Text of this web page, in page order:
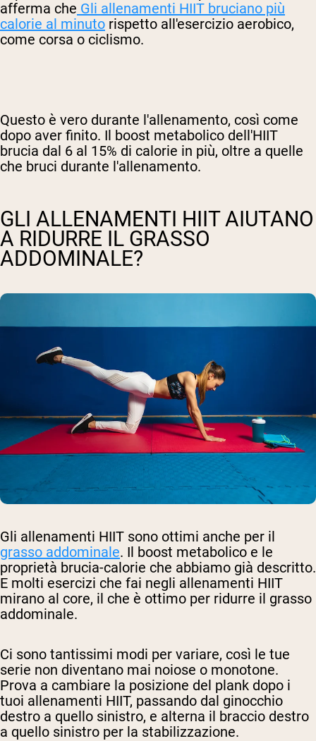
afferma che Gli allenamenti HIIT bruciano più
calorie al minuto rispetto all'esercizio aerobico,
come corsa o ciclismo.
Questo è vero durante l'allenamento, così come
dopo aver finito. Il boost metabolico dell'HIIT
brucia dal 6 al 15% di calorie in più, oltre a quelle
che bruci durante l'allenamento.
GLI ALLENAMENTI HIIT AIUTANO
A RIDURRE IL GRASSO
ADDOMINALE?
Gli allenamenti HIIT sono ottimi anche per il
grasso addominale. Il boost metabolico e le
proprietà brucia-calorie che abbiamo già descritto.
E molti esercizi che fai negli allenamenti HIIT
mirano al core, il che è ottimo per ridurre il grasso
addominale.
Ci sono tantissimi modi per variare, così le tue
serie non diventano mai noiose o monotone.
Prova a cambiare la posizione del plank dopo i
tuoi allenamenti HIIT, passando dal ginocchio
destro a quello sinistro, e alterna il braccio destro
a quello sinistro per la stabilizzazione.